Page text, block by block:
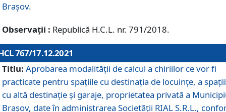
Braşov.
Observații : Republică H.C.L. nr. 791/2018.
767/17.12.2021
Titlu: Aprobarea modalității de calcul a chiriilor ce vor fi
practicate pentru spaţiile cu destinaţia de locuinţe, a
cu altă destinaţie şi garaje, proprietatea privată a
Braşov, date în administrarea Societăţii RIAL S.R.L.,